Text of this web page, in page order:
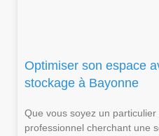
Optimiser son espace
stockage à Bayonne
Que vous soyez un
professionnel cherchant une